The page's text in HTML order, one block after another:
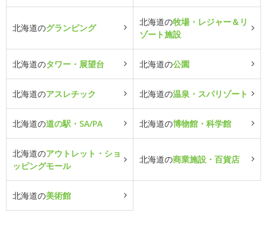
北海道のグランピング
北海道の牧場・レジャー＆リ
ゾート施設
北海道のタワー・展望台 北海道の公園
北海道のアスレチック 北海道の温泉・スパリゾート
北海道の道の駅・SA/PA 北海道の博物館・科学館
北海道のアウトレット・ショ
ッピングモール
北海道の商業施設・百貨店
北海道の美術館